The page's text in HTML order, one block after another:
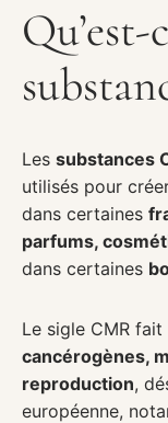
Qu’est-
Les substances
utilisés pour
dans certaines
parfums,
dans certaines
Le sigle CMR
cancérogènes,
reproduction,
européenne,